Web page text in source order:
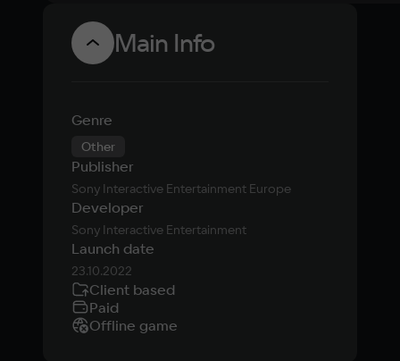
Main Info
Genre
Other
Publisher
Sony Interactive Entertainment Europe
Developer
Sony Interactive Entertainment
Launch date
23.10.2022
Client based
Paid
Offline game